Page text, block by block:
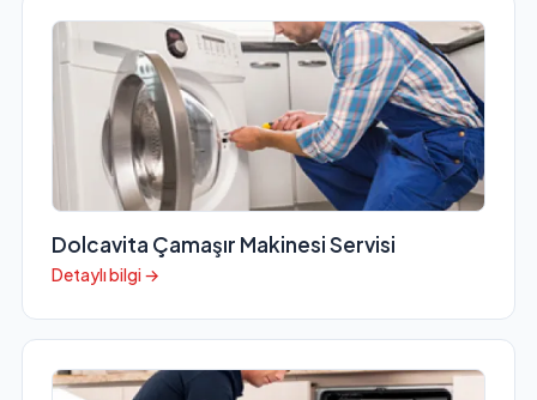
Dolcavita Çamaşır Makinesi Servisi
Detaylı bilgi →